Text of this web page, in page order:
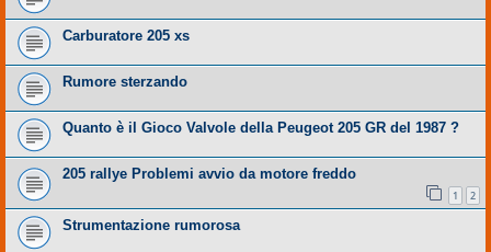
Carburatore 205 xs
Rumore sterzando
Quanto è il Gioco Valvole della Peugeot 205 GR del 1987 ?
205 rallye Problemi avvio da motore freddo
1 2
Strumentazione rumorosa